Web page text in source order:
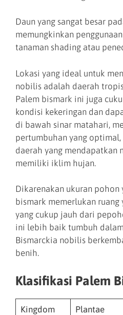
Daun yang sangat besar
memungkinkan
tanaman shading atau
Lokasi yang ideal untuk
nobilis adalah daerah
Palem bismark ini juga
kondisi kekeringan dan
di bawah sinar matahari,
pertumbuhan yang
daerah yang mendapatkan
memiliki iklim hujan.
Dikarenakan ukuran pohon
bismark memerlukan ruang
yang cukup jauh dari
ini lebih baik tumbuh
Bismarckia nobilis
benih.
Klasifikasi Palem
Kingdom Plantae